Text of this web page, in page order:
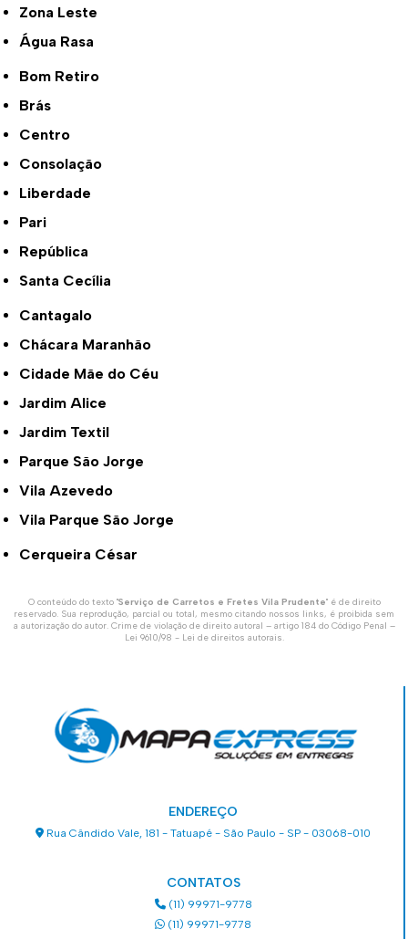
Zona Leste
Água Rasa
Bom Retiro
Brás
Centro
Consolação
Liberdade
Pari
República
Santa Cecília
Cantagalo
Chácara Maranhão
Cidade Mãe do Céu
Jardim Alice
Jardim Textil
Parque São Jorge
Vila Azevedo
Vila Parque São Jorge
Cerqueira César
O conteúdo do texto "Serviço de Carretos e Fretes Vila Prudente" é de direito
reservado. Sua reprodução, parcial ou total, mesmo citando nossos links, é proibida sem
a autorização do autor. Crime de violação de direito autoral – artigo 184 do Código Penal –
Lei 9610/98 - Lei de direitos autorais.
ENDEREÇO
Rua Cândido Vale, 181 - Tatuapé - São Paulo - SP - 03068-010
CONTATOS
(11) 99971-9778
(11) 99971-9778